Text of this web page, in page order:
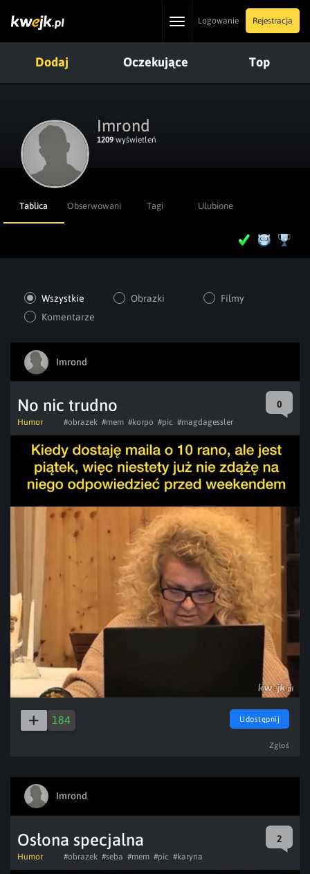
ToggleLogowanie Rejestracja
Dodaj Oczekujące Top
Imrond
1209 wyświetleń
Tablica Obserwowani Tagi Ulubione
Wszystkie Obrazki
Filmy
Komentarze
Imrond
No nic trudno 0
Humor #obrazek #mem #korpo #pic #magdagessler
184 Udostępnij
Zgłoś
Imrond
Osłona specjalna 2
Humor #obrazek #seba #mem #pic #karyna